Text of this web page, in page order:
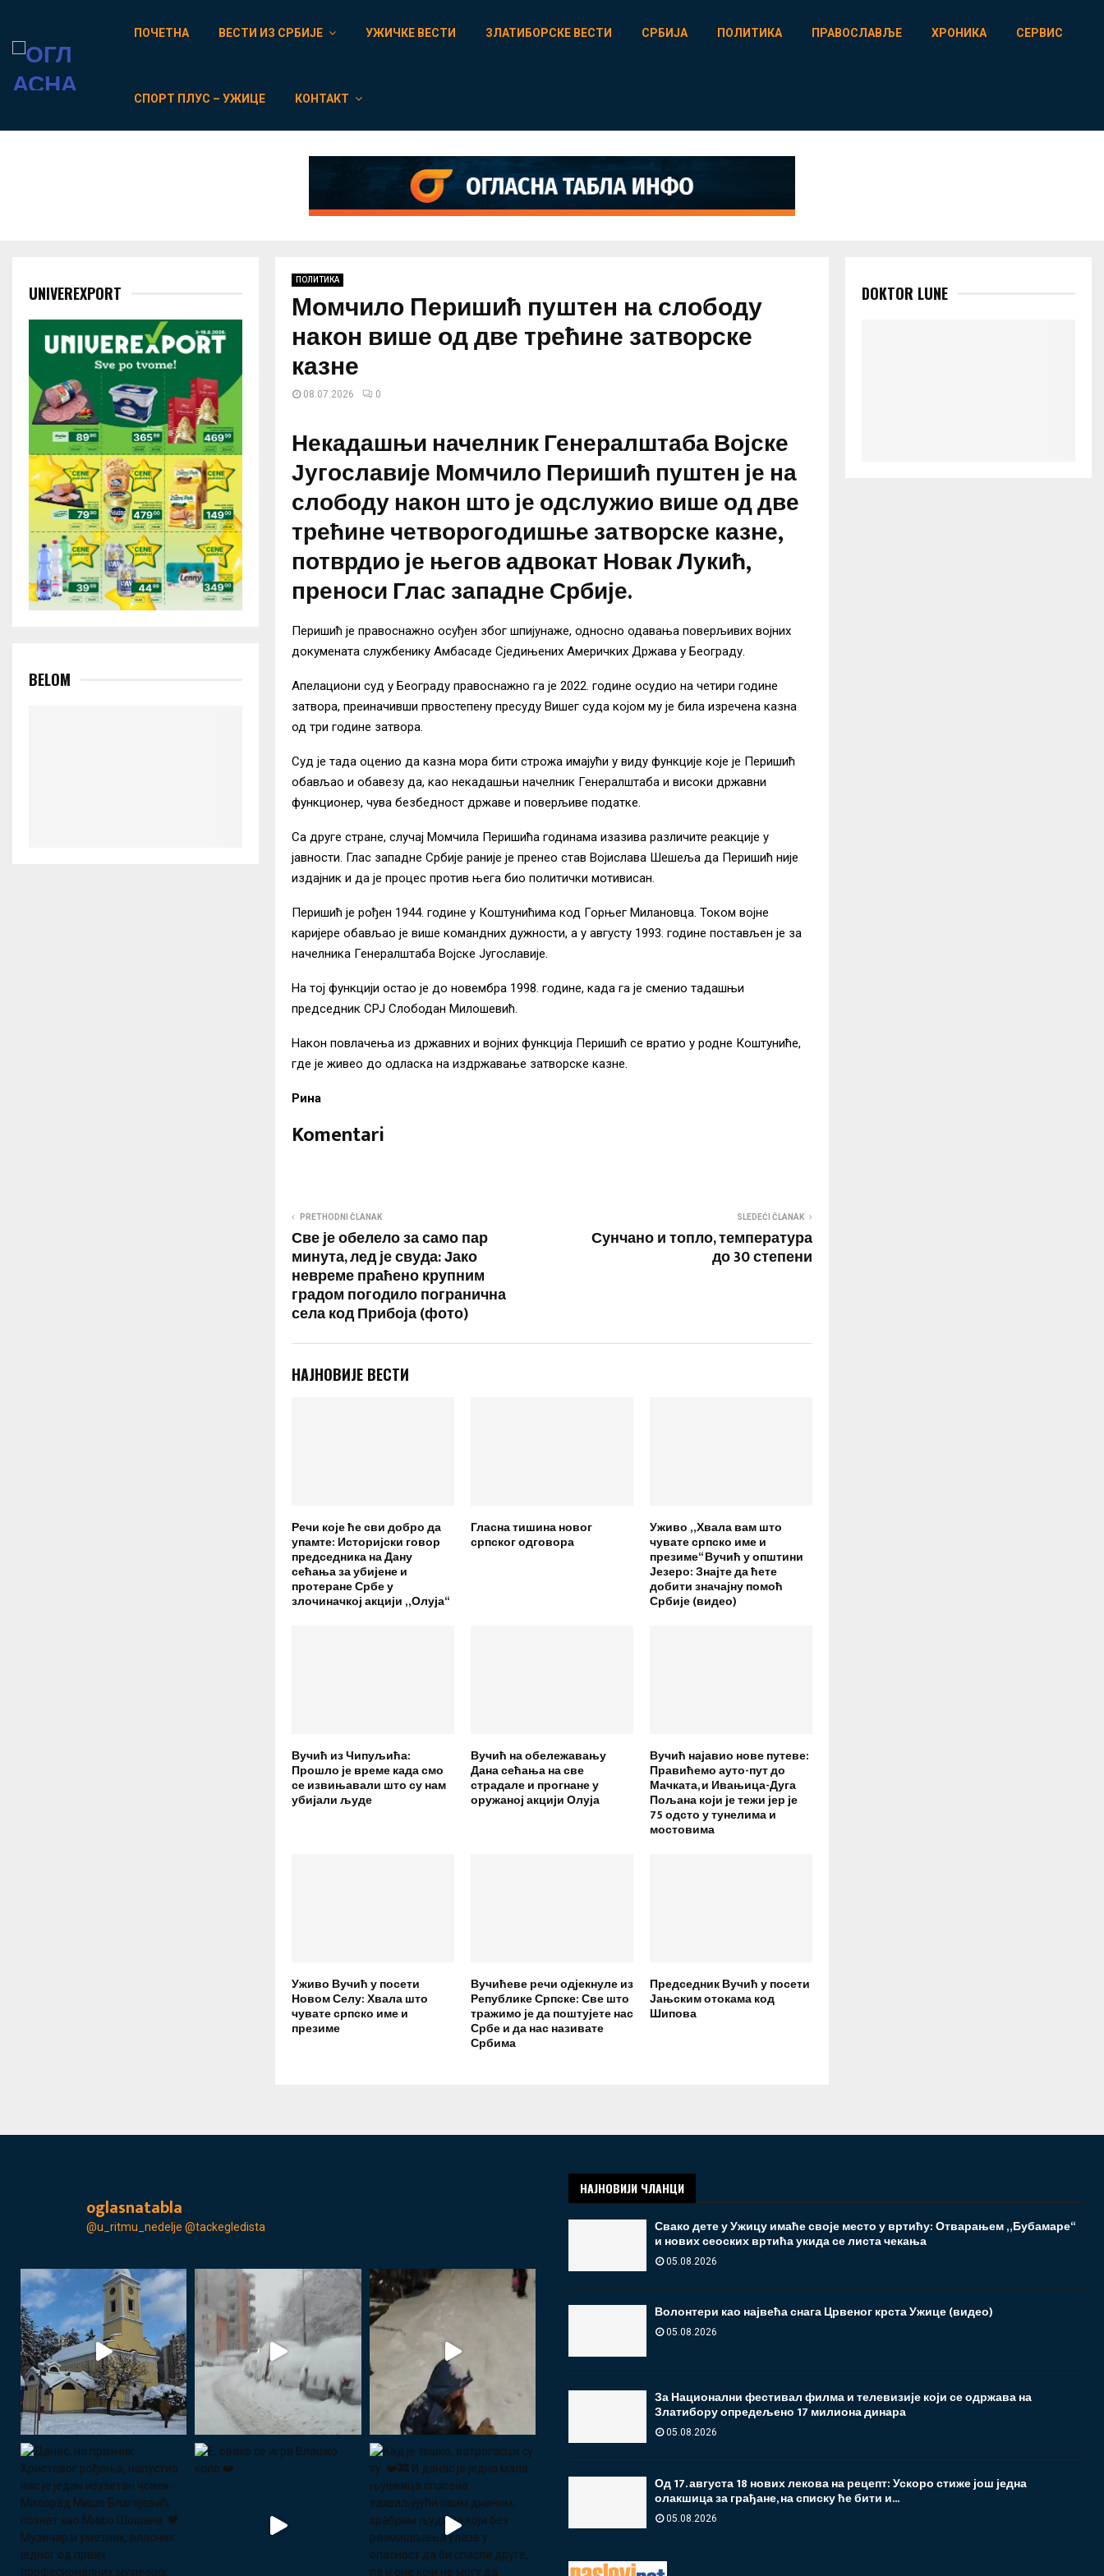
ПОЧЕТНА ВЕСТИ ИЗ СРБИЈЕ УЖИЧКЕ ВЕСТИ ЗЛАТИБОРСКЕ ВЕСТИ СРБИЈА ПОЛИТИКА ПРАВОСЛАВЉЕ ХРОНИКА СЕРВИС
СПОРТ ПЛУС – УЖИЦЕ КОНТАКТ
ПОЛИТИКА
Момчило Перишић пуштен на слободу
након више од две трећине затворске
казне
08.07.2026 0
Некадашњи начелник Генералштаба Војске
Југославије Момчило Перишић пуштен је на
слободу након што је одслужио више од две
трећине четворогодишње затворске казне,
потврдио је његов адвокат Новак Лукић,
преноси Глас западне Србије.
Перишић је правоснажно осуђен због шпијунаже, односно одавања поверљивих војних
докумената службенику Амбасаде Сједињених Америчких Држава у Београду.
Апелациони суд у Београду правоснажно га је 2022. године осудио на четири године
затвора, преиначивши првостепену пресуду Вишег суда којом му је била изречена казна
од три године затвора.
Суд је тада оценио да казна мора бити строжа имајући у виду функције које је Перишић
обављао и обавезу да, као некадашњи начелник Генералштаба и високи државни
функционер, чува безбедност државе и поверљиве податке.
Са друге стране, случај Момчила Перишића годинама изазива различите реакције у
јавности. Глас западне Србије раније је пренео став Војислава Шешеља да Перишић није
издајник и да је процес против њега био политички мотивисан.
Перишић је рођен 1944. године у Коштунићима код Горњег Милановца. Током војне
каријере обављао је више командних дужности, а у августу 1993. године постављен је за
начелника Генералштаба Војске Југославије.
На тој функцији остао је до новембра 1998. године, када га је сменио тадашњи
председник СРЈ Слободан Милошевић.
Након повлачења из државних и војних функција Перишић се вратио у родне Коштуниће,
где је живео до одласка на издржавање затворске казне.
Рина
Komentari
PRETHODNI ČLANAK
Све је обелело за само пар
минута, лед је свуда: Јако
невреме праћено крупним
градом погодило погранична
села код Прибоја (фото)
SLEDEĆI ČLANAK
Сунчано и топло, температура
до 30 степени
НАЈНОВИЈЕ ВЕСТИ
Речи које ће сви добро да
упамте: Историјски говор
председника на Дану
сећања за убијене и
протеране Србе у
злочиначкој акцији „Олуја“
Гласна тишина новог
српског одговора
Уживо „Хвала вам што
чувате српско име и
презиме“ Вучић у општини
Језеро: Знајте да ћете
добити значајну помоћ
Србије (видео)
Вучић из Чипуљића:
Прошло је време када смо
се извињавали што су нам
убијали људе
Вучић на обележавању
Дана сећања на све
страдале и прогнане у
оружаној акцији Олуја
Вучић најавио нове путеве:
Правићемо ауто-пут до
Мачката, и Ивањица-Дуга
Пољана који је тежи јер је
75 одсто у тунелима и
мостовима
Уживо Вучић у посети
Новом Селу: Хвала што
чувате српско име и
презиме
Вучићеве речи одјекнуле из
Републике Српске: Све што
тражимо је да поштујете нас
Србе и да нас називате
Србима
Председник Вучић у посети
Јањским отокама код
Шипова
UNIVEREXPORT
BELOM
DOKTOR LUNE
oglasnatabla
@u_ritmu_nedelje @tackegledista
НАЈНОВИЈИ ЧЛАНЦИ
Свако дете у Ужицу имаће своје место у вртићу: Отварањем „Бубамаре“
и нових сеоских вртића укида се листа чекања
05.08.2026
Волонтери као највећа снага Црвеног крста Ужице (видео)
05.08.2026
За Национални фестивал филма и телевизије који се одржава на
Златибору опредељено 17 милиона динара
05.08.2026
Од 17. августа 18 нових лекова на рецепт: Ускоро стиже још једна
олакшица за грађане, на списку ће бити и...
05.08.2026